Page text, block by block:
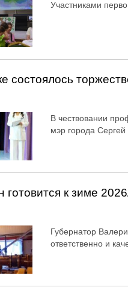
Участниками
состоялось
В чествовании
мэр города
готовится к зиме
Губернатор
ответственно и